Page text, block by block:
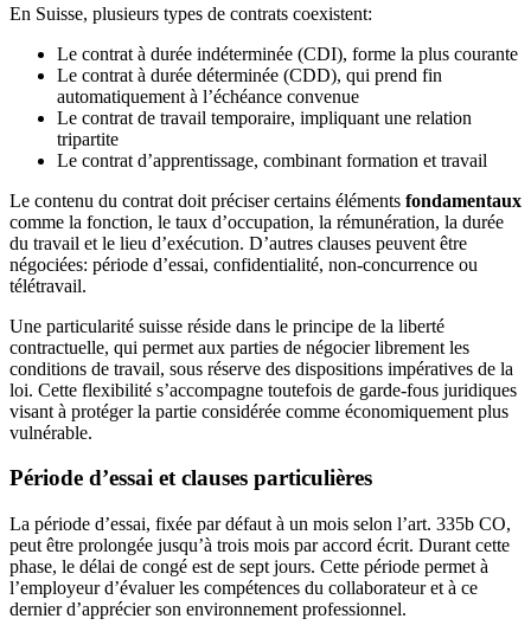
En Suisse, plusieurs types de contrats coexistent:
Le contrat à durée indéterminée (CDI), forme la plus courante
Le contrat à durée déterminée (CDD), qui prend fin
automatiquement à l’échéance convenue
Le contrat de travail temporaire, impliquant une relation
tripartite
Le contrat d’apprentissage, combinant formation et travail
Le contenu du contrat doit préciser certains éléments fondamentaux
comme la fonction, le taux d’occupation, la rémunération, la durée
du travail et le lieu d’exécution. D’autres clauses peuvent être
négociées: période d’essai, confidentialité, non-concurrence ou
télétravail.
Une particularité suisse réside dans le principe de la liberté
contractuelle, qui permet aux parties de négocier librement les
conditions de travail, sous réserve des dispositions impératives de la
loi. Cette flexibilité s’accompagne toutefois de garde-fous juridiques
visant à protéger la partie considérée comme économiquement plus
vulnérable.
Période d’essai et clauses particulières
La période d’essai, fixée par défaut à un mois selon l’art. 335b CO,
peut être prolongée jusqu’à trois mois par accord écrit. Durant cette
phase, le délai de congé est de sept jours. Cette période permet à
l’employeur d’évaluer les compétences du collaborateur et à ce
dernier d’apprécier son environnement professionnel.